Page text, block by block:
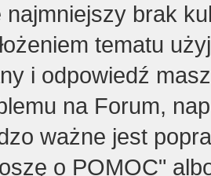
brak
tematu
i odpowiedź
na Forum,
ważne jest
o POMOC"